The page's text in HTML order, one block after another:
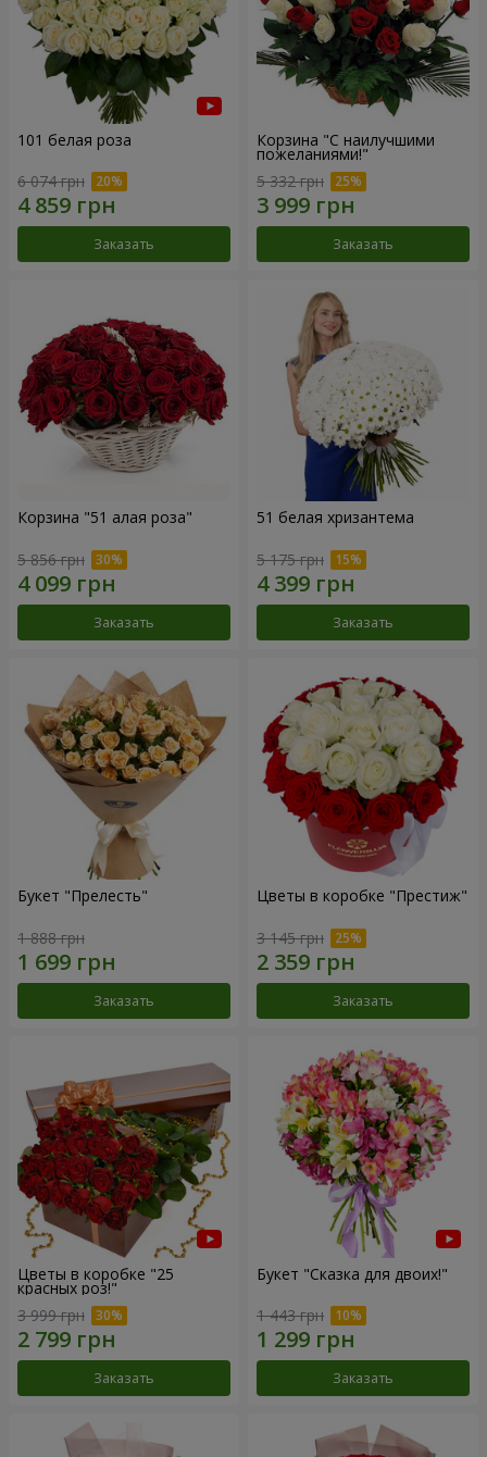
101 белая роза
6 074 грн
Заказать
Корзина "С наилучшими
пожеланиями!"
5 332 грн
Заказать
Корзина "51 алая роза"
5 856 грн
Заказать
51 белая хризантема
5 175 грн
Заказать
Букет "Прелесть"
1 888 грн
Заказать
Цветы в коробке "Престиж"
3 145 грн
Заказать
Цветы в коробке "25
красных роз!"
3 999 грн
Заказать
Букет "Сказка для двоих!"
1 443 грн
Заказать